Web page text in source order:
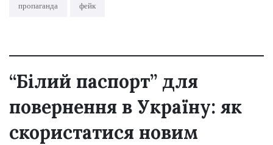
пропаганда фейк
“Білий паспорт” для
повернення в Україну: як
скористатися новим